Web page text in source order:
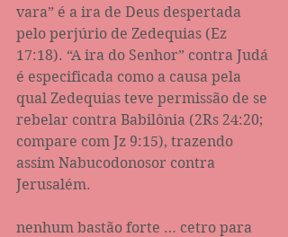
vara” é a ira de Deus despertada
pelo perjúrio de Zedequias (Ez
17:18). “A ira do Senhor” contra Judá
é especificada como a causa pela
qual Zedequias teve permissão de se
rebelar contra Babilônia (2Rs 24:20;
compare com Jz 9:15), trazendo
assim Nabucodonosor contra
Jerusalém.
nenhum bastão forte … cetro para